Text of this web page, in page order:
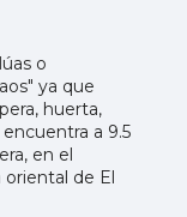
o
ya que
huerta,
a 9.5
en el
de El